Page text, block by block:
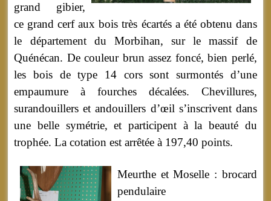
grand gibier,
ce grand cerf aux bois très écartés a été obtenu dans
le département du Morbihan, sur le massif de
Quénécan. De couleur brun assez foncé, bien perlé,
les bois de type 14 cors sont surmontés d’une
empaumure à fourches décalées. Chevillures,
surandouillers et andouillers d’œil s’inscrivent dans
une belle symétrie, et participent à la beauté du
trophée. La cotation est arrêtée à 197,40 points.
Meurthe et Moselle : brocard
pendulaire